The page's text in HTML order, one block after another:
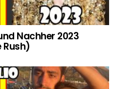
Nachher 2023
Rush)